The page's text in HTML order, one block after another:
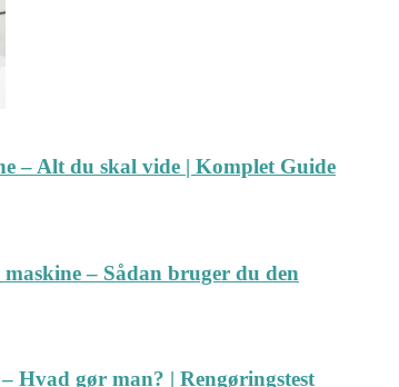
– Alt du skal vide | Komplet Guide
maskine – Sådan bruger du den
Hvad gør man? | Rengøringstest